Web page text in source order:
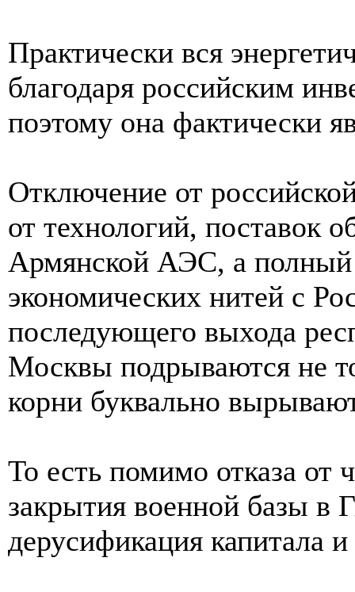
Практически вся
благодаря российским
поэтому она фактически
Отключение от
от технологий, поставок
Армянской АЭС, а полный
экономических нитей с
последующего выхода
Москвы подрываются не
корни буквально
То есть помимо отказа
закрытия военной базы в
дерусификация капитала